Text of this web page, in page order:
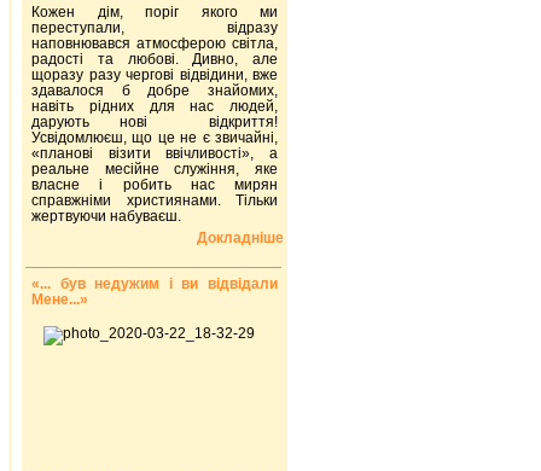
Кожен дім, поріг якого ми
переступали, відразу
наповнювався атмосферою світла,
радості та любові. Дивно, але
щоразу разу чергові відвідини, вже
здавалося б добре знайомих,
навіть рідних для нас людей,
дарують нові відкриття!
Усвідомлюєш, що це не є звичайні,
«планові візити ввічливості», а
реальне месійне служіння, яке
власне і робить нас мирян
справжніми християнами. Тільки
жертвуючи набуваєш.
Докладніше
«... був недужим і ви відвідали
Мене...»